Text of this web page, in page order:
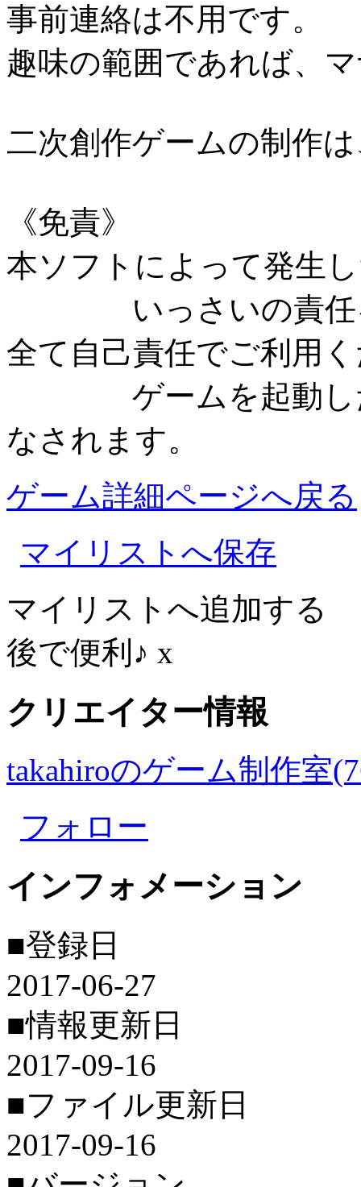
事前連絡は不用です。
趣味の範囲であれば、
二次創作ゲームの制作
《免責》
本ソフトによって発生
いっさいの責任を
全て自己責任でご利用
ゲームを起動した
なされます。
ゲーム詳細ページへ戻る
マイリストへ保存
マイリストへ追加する
後で便利♪ x
クリエイター情報
takahiroのゲーム制作室
フォロー
インフォメーション
■登録日
2017-06-27
■情報更新日
2017-09-16
■ファイル更新日
2017-09-16